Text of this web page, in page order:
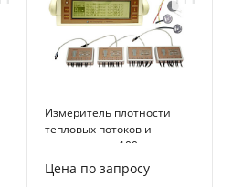
Измеритель плотности
тепловых потоков и
температуры 100-
канальный ИТП-МГ4.03/
Х(II) Поток
Цена по запросу